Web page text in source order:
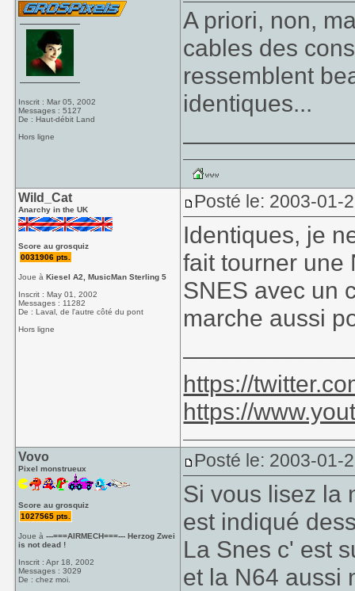
Inscrit : Mar 05, 2002
Messages : 5127
De : Haut-débit Land
Hors ligne
A priori, non,
cables des
ressemblent
identiques...
Wild_Cat
Anarchy in the UK
Score au grosquiz
0031906 pts.
Joue àKiesel A2, MusicMan Sterling 5
Inscrit : May 01, 2002
Messages : 11282
De : Laval, de l'autre côté du pont
Hors ligne
Posté le: 2003-01-
Identiques, je
fait tourner une
SNES avec un
marche aussi
https://
https://
Vovo
Pixel monstrueux
Score au grosquiz
1027565 pts.
Joue à---===AIRMECH===--- Herzog Zwei
is not dead !
Inscrit : Apr 18, 2002
Messages : 3029
De : chez moi.
Posté le: 2003-01-
Si vous lisez la
est indiqué
La Snes c' est
et la N64 aussi